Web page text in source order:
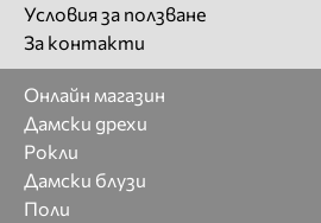
Условия за ползване
За контакти
Онлайн магазин
Дамски дрехи
Рокли
Дамски блузи
Поли